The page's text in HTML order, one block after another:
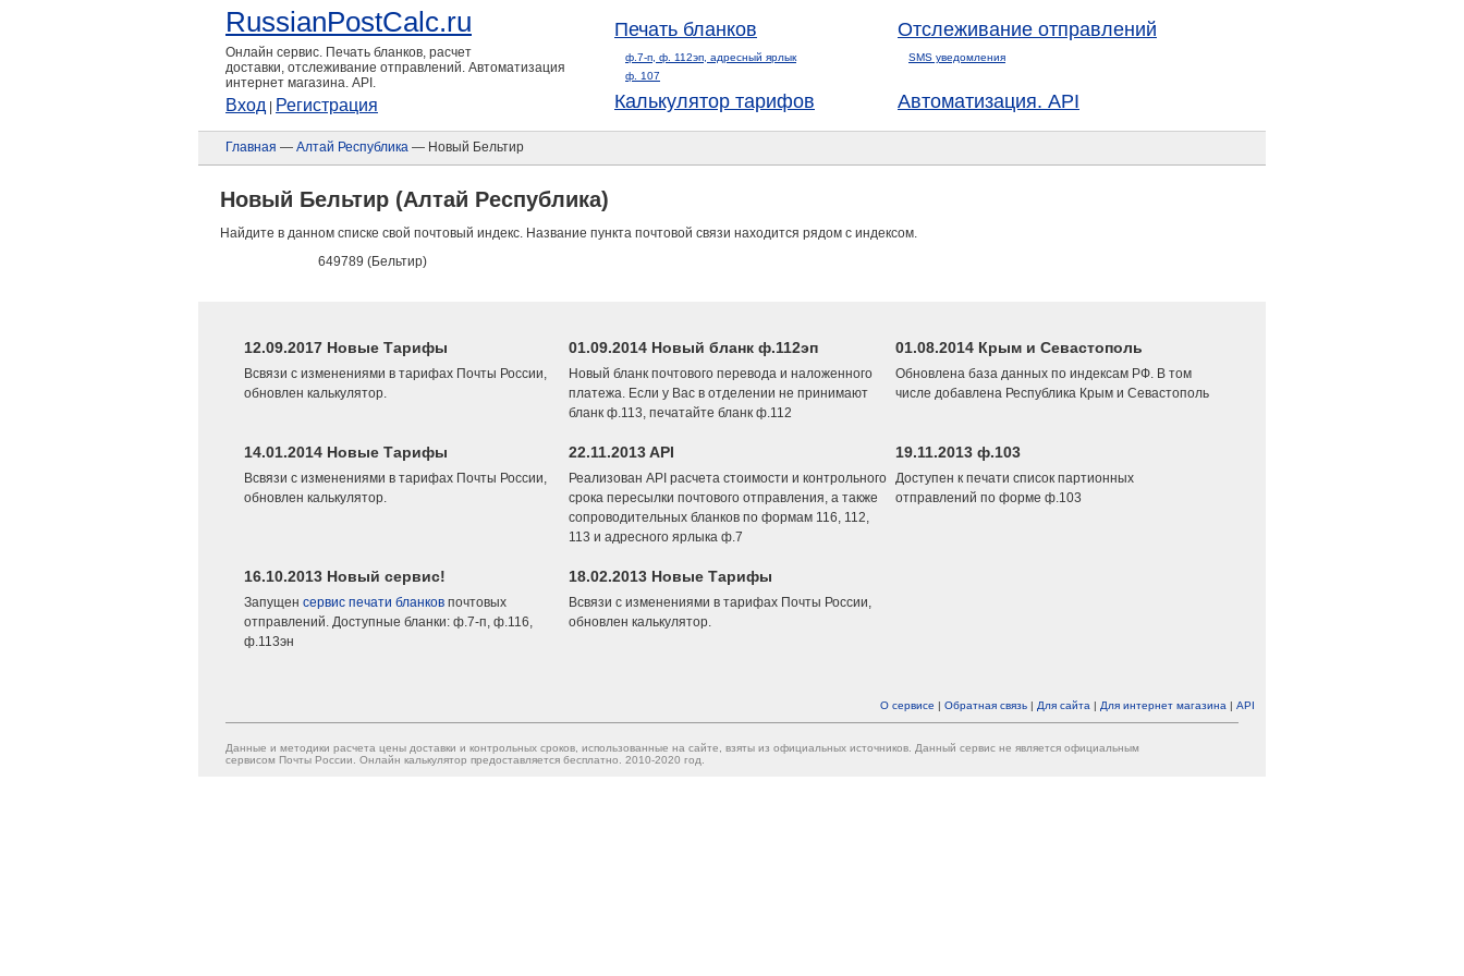
RussianPostCalc.ru
Онлайн сервис. Печать бланков, расчет
доставки, отслеживание отправлений. Автоматизация
интернет магазина. API.
Вход Регистрация
Печать бланков
ф.7-п, ф. 112эп, адресный ярлык
ф. 107
Отслеживание отправлений
SMS уведомления
Калькулятор тарифов Автоматизация. API
Главная — Алтай Республика — Новый Бельтир
Новый Бельтир (Алтай Республика)
Найдите в данном списке свой почтовый индекс. Название пункта почтовой связи находится рядом с индексом.
649789 (Бельтир)
12.09.2017 Новые Тарифы
Всвязи с изменениями в тарифах Почты России,
обновлен калькулятор.
01.09.2014 Новый бланк ф.112эп
Новый бланк почтового перевода и наложенного
платежа. Если у Вас в отделении не принимают
бланк ф.113, печатайте бланк ф.112
01.08.2014 Крым и Севастополь
Обновлена база данных по индексам РФ. В том
числе добавлена Республика Крым и Севастополь
14.01.2014 Новые Тарифы
Всвязи с изменениями в тарифах Почты России,
обновлен калькулятор.
22.11.2013 API
Реализован API расчета стоимости и контрольного
срока пересылки почтового отправления, а также
сопроводительных бланков по формам 116, 112,
113 и адресного ярлыка ф.7
19.11.2013 ф.103
Доступен к печати список партионных
отправлений по форме ф.103
16.10.2013 Новый сервис!
Запущен сервис печати бланков почтовых
отправлений. Доступные бланки: ф.7-п, ф.116,
ф.113эн
18.02.2013 Новые Тарифы
Всвязи с изменениями в тарифах Почты России,
обновлен калькулятор.
О сервисе | Обратная связь | Для сайта | Для интернет магазина | API
Данные и методики расчета цены доставки и контрольных сроков, использованные на сайте, взяты из официальных источников. Данный сервис не является официальным
сервисом Почты России. Онлайн калькулятор предоставляется бесплатно. 2010-2020 год.